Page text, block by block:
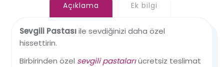
Açıklama Ek bilgi
Sevgili Pastasıile sevdiğinizi daha özel
hissettirin.
Birbirinden özel sevgili pastalarıücretsiz teslimat